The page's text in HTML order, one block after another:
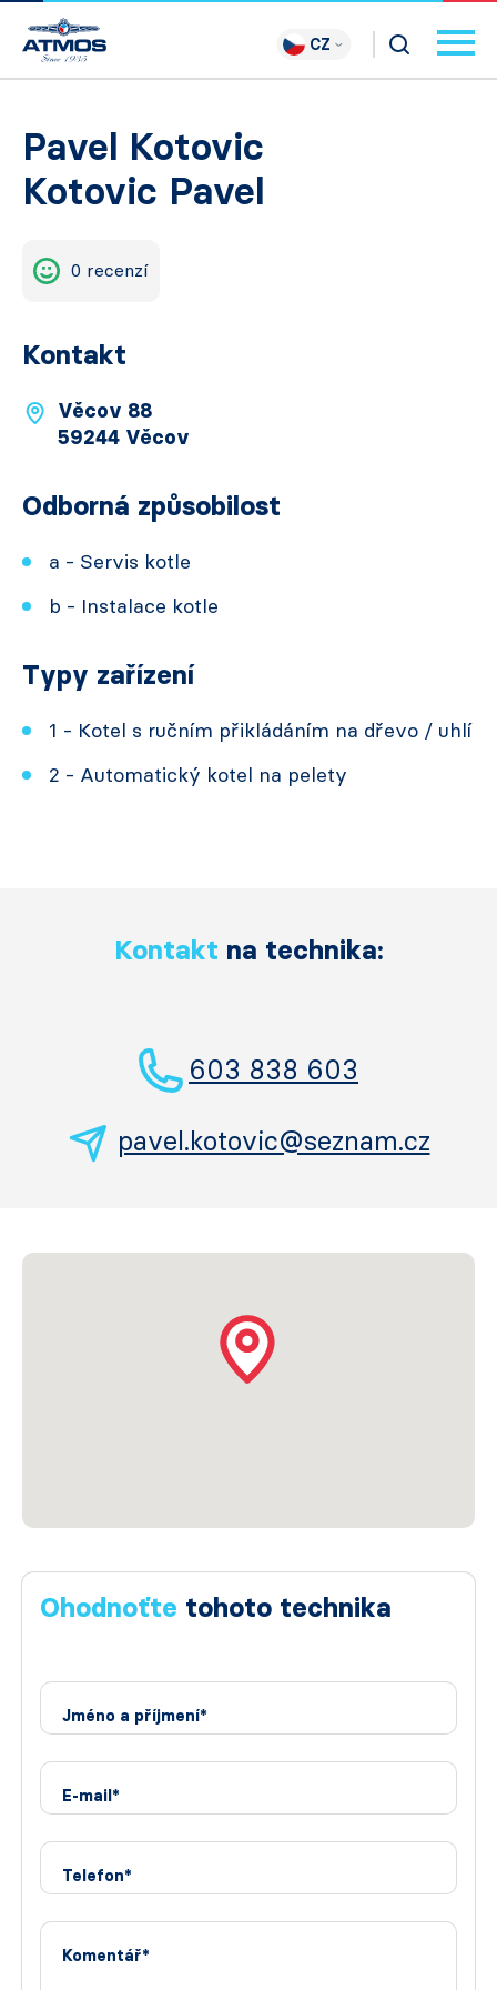
CZ
Pavel Kotovic
Kotovic Pavel
0 recenzí
Kontakt
Věcov 88
59244 Věcov
Odborná způsobilost
a - Servis kotle
b - Instalace kotle
Typy zařízení
1 - Kotel s ručním přikládáním na dřevo / uhlí
2 - Automatický kotel na pelety
Kontakt na technika:
603 838 603
pavel.kotovic@seznam.cz
Ohodnoťte tohoto technika
Jméno a příjmení*
E-mail*
Telefon*
Komentář*